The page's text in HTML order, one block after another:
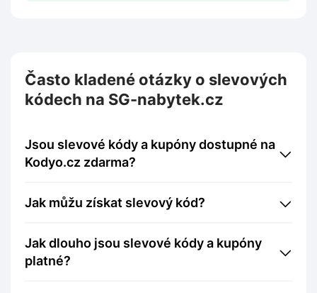
Často kladené otázky o slevových
kódech na SG-nabytek.cz
Jsou slevové kódy a kupóny dostupné na
Kodyo.cz zdarma?
Jak můžu získat slevový kód?
Jak dlouho jsou slevové kódy a kupóny
platné?